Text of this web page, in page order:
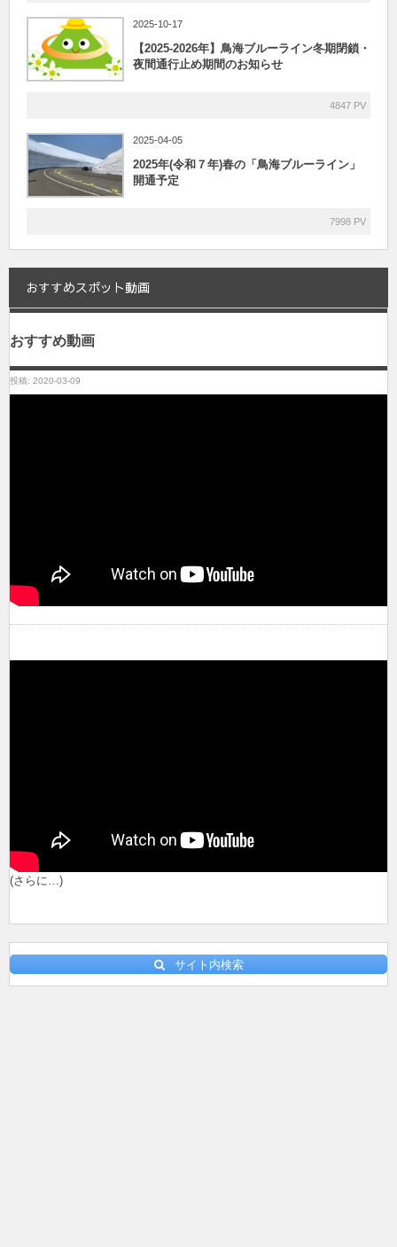
2025-10-17
【2025-2026年】鳥海ブルーライン冬期閉鎖・
夜間通行止め期間のお知らせ
4847 PV
2025-04-05
2025年(令和７年)春の「鳥海ブルーライン」
開通予定
7998 PV
おすすめスポット動画
おすすめ動画
投稿: 2020-03-09
(さらに…)
サイト内検索